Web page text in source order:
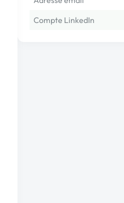
Compte LinkedIn